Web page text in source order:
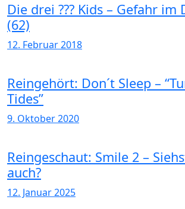
Die drei ??? Kids – Gefahr im
(62)
12. Februar 2018
Reingehört: Don´t Sleep –
Tides”
9. Oktober 2020
Reingeschaut: Smile 2 –
auch?
12. Januar 2025